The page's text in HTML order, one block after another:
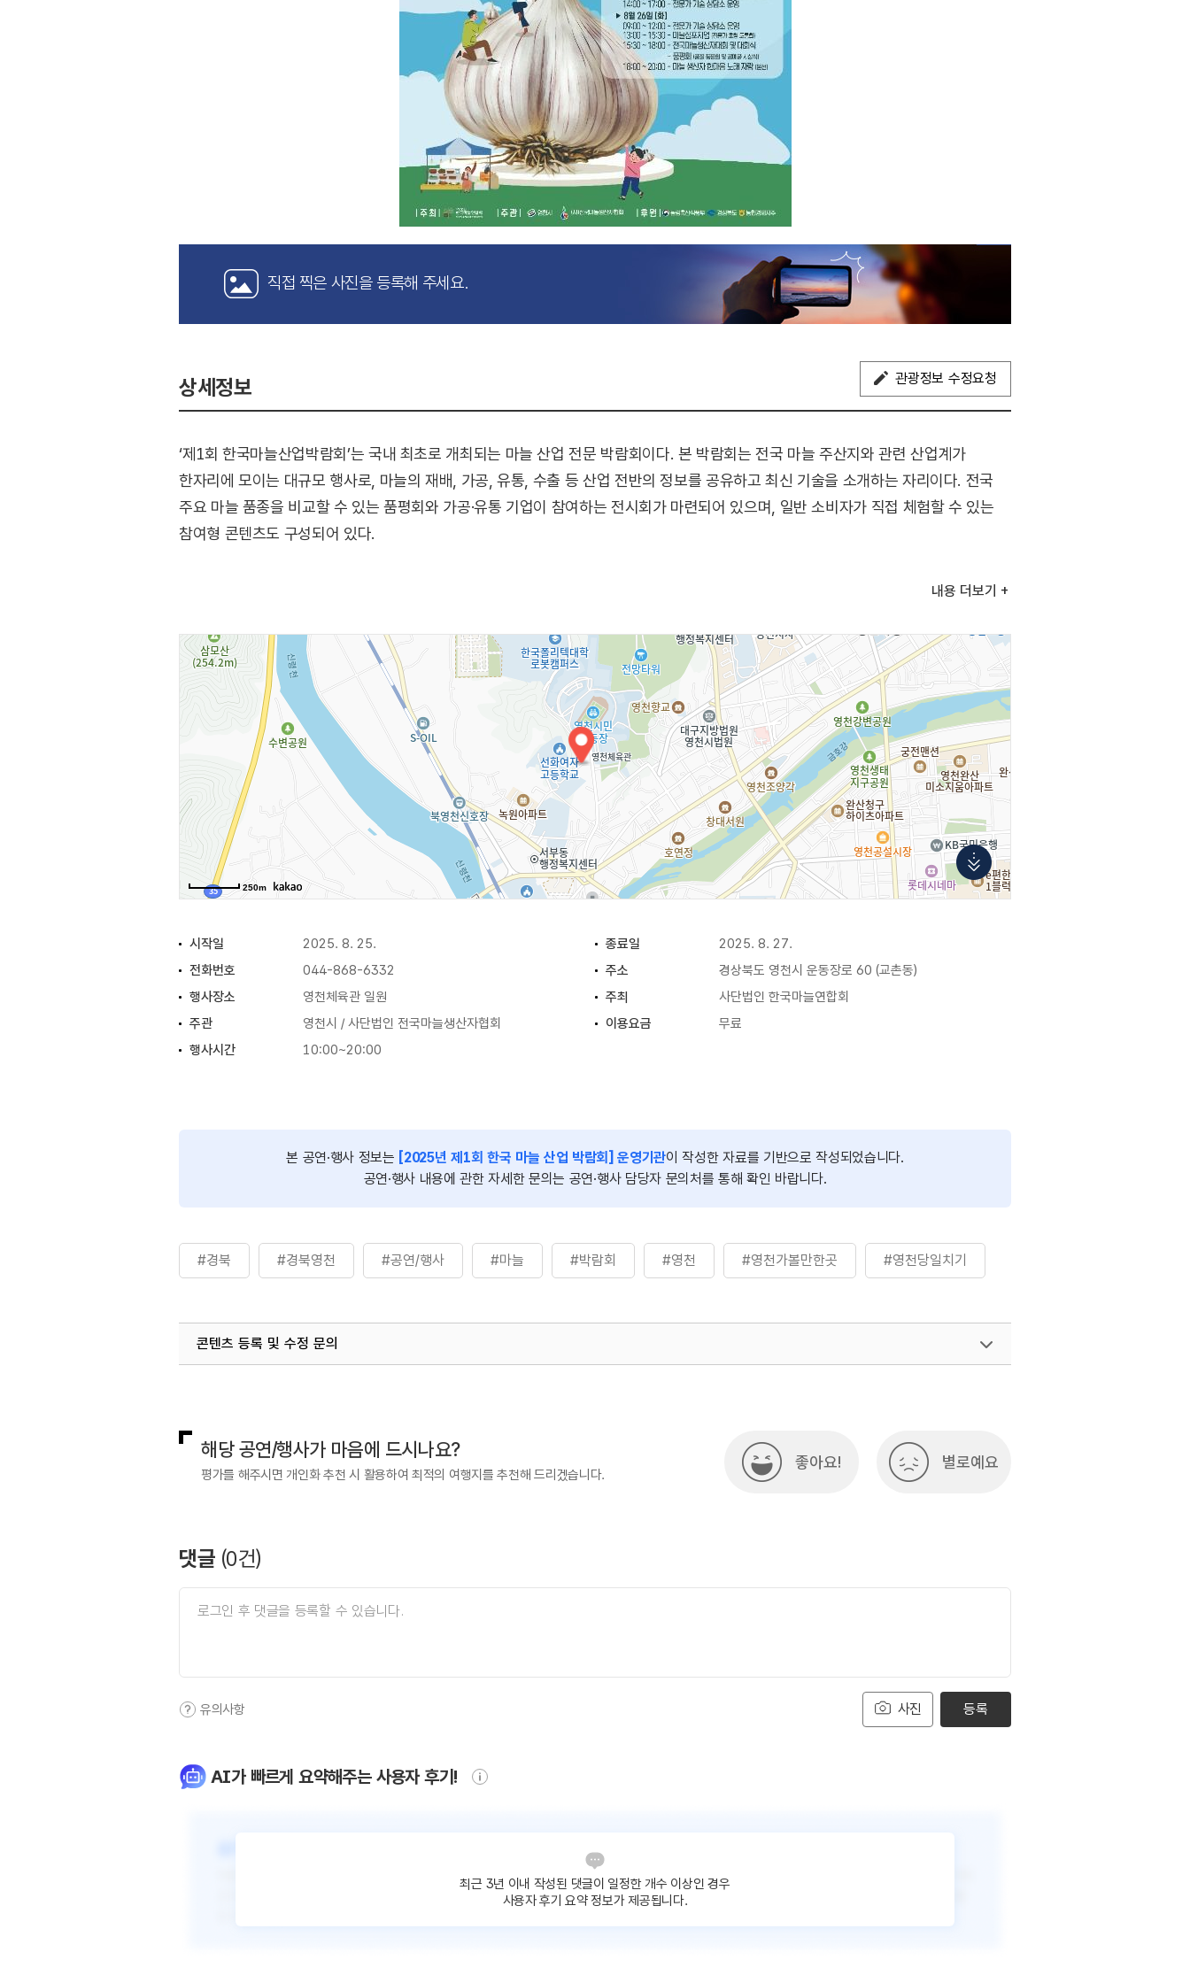
직접 찍은 사진을 등록해 주세요.
상세정보 관광정보 수정요청
‘제1회 한국마늘산업박람회’는 국내 최초로 개최되는 마늘 산업 전문 박람회이다. 본 박람회는 전국 마늘 주산지와 관련 산업계가
한자리에 모이는 대규모 행사로, 마늘의 재배, 가공, 유통, 수출 등 산업 전반의 정보를 공유하고 최신 기술을 소개하는 자리이다. 전국
주요 마늘 품종을 비교할 수 있는 품평회와 가공·유통 기업이 참여하는 전시회가 마련되어 있으며, 일반 소비자가 직접 체험할 수 있는
참여형 콘텐츠도 구성되어 있다.
- 부대 행사 및 프로그램 : 농기계 체험 / 버스킹 공연 / 마늘 4색 이벤트(마늘 빨리까기, 마늘 무게 맞히기 등) / 영천시 농특산물 판매 /
푸드트럭 등
내용 더보기
250m
시작일 2025. 8. 25. 종료일
2025. 8. 27.
전화번호
044-868-6332 주소
경상북도 영천시 운동장로 60 (교촌동)
행사장소
영천체육관 일원 주최
사단법인 한국마늘연합회
주관
영천시 / 사단법인 전국마늘생산자협회 이용요금
무료
행사시간
10:00~20:00
본 공연·행사 정보는 [2025년 제1회 한국 마늘 산업 박람회] 운영기관이 작성한 자료를 기반으로 작성되었습니다.
공연·행사 내용에 관한 자세한 문의는 공연·행사 담당자 문의처를 통해 확인 바랍니다.
#경북 #경북영천 #공연/행사 #마늘 #박람회 #영천 #영천가볼만한곳 #영천당일치기
콘텐츠 등록 및 수정 문의
해당 공연/행사가 마음에 드시나요?
평가를 해주시면 개인화 추천 시 활용하여 최적의 여행지를 추천해 드리겠습니다.
좋아요! 별로예요
댓글 (0건)
사진
유의사항 등록
AI가 빠르게 요약해주는 사용자 후기!
최근 3년 이내 작성된 댓글이 일정한 개수 이상인 경우
사용자 후기 요약 정보가 제공됩니다.